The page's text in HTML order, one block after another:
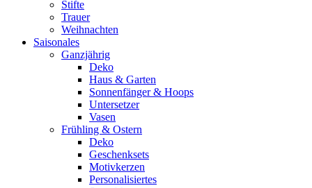
Stifte
Trauer
Weihnachten
Saisonales
Ganzjährig
Deko
Haus & Garten
Sonnenfänger & Hoops
Untersetzer
Vasen
Frühling & Ostern
Deko
Geschenksets
Motivkerzen
Personalisiertes